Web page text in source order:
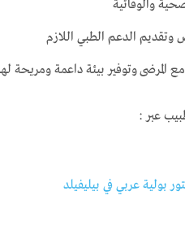
والوقائية
وتقديم الدعم الطبي اللازم
المرضى وتوفير بيئة داعمة ومريحة
عبر :
بولية عربي في بيليفيلد